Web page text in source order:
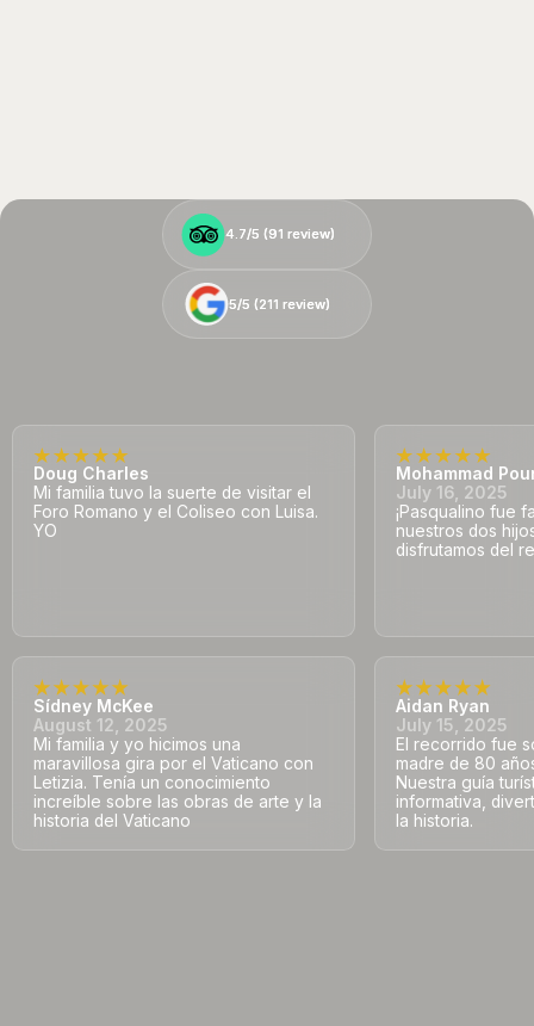
4.7/5 (91 review)
4.7/5 (91 review)
5/5 (211 review)
5/5 (211 review)
Doug Charles
Mi familia tuvo la suerte de visitar el
Foro Romano y el Coliseo con Luisa.
YO
Mohammad
July 16, 2025
¡Pasqualino fue
nuestros dos
disfrutamos del
Sídney McKee
August 12, 2025
Mi familia y yo hicimos una
maravillosa gira por el Vaticano con
Letizia. Tenía un conocimiento
increíble sobre las obras de arte y la
historia del Vaticano
Aidan Ryan
July 15, 2025
El recorrido fue
madre de 80
Nuestra guía
informativa,
la historia.